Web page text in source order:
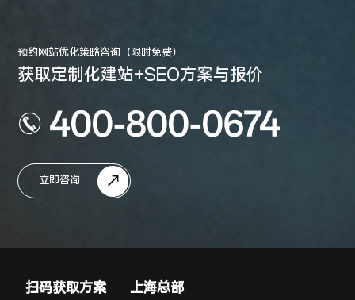
预约网站优化策略咨询（限时免费）
获取定制化建站+SEO方案与报价
400-800-0674
立即咨询
扫码获取方案 上海总部